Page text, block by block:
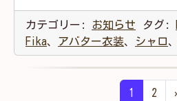
カテゴリー: お知らせ タグ:
Fika、 アバター衣装、 シャロ、
投稿ナビゲーション 1 2